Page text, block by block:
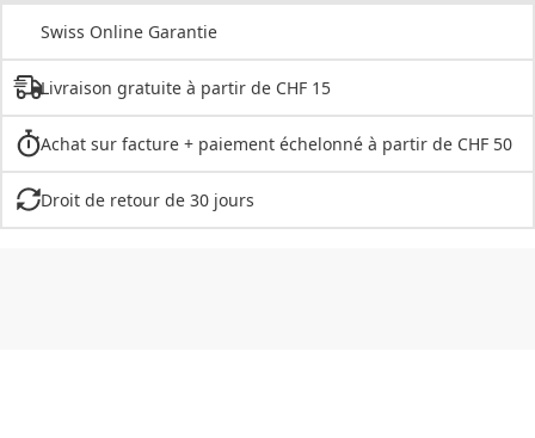
Swiss Online Garantie
Livraison gratuite à partir de CHF 15
Achat sur facture + paiement échelonné à partir de CHF 50
Droit de retour de 30 jours